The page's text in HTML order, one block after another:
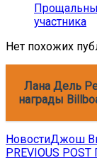
участника
Нет похожих
Лана Дель
награды
НовостиДжош
PREVIOUS POST